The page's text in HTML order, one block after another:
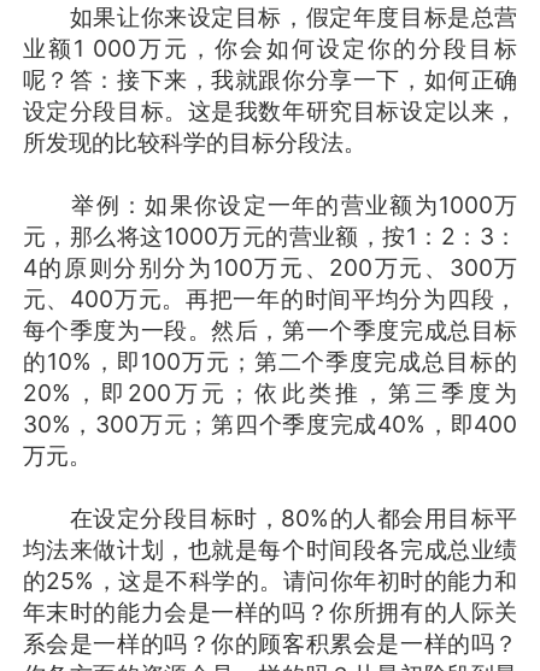
如果让你来设定目标，假定年度目标是总营
业额1 000万元，你会如何设定你的分段目标
呢？答：接下来，我就跟你分享一下，如何正确
设定分段目标。这是我数年研究目标设定以来，
所发现的比较科学的目标分段法。
举例：如果你设定一年的营业额为1000万
元，那么将这1000万元的营业额，按1：2：3：
4的原则分别分为100万元、200万元、300万
元、400万元。再把一年的时间平均分为四段，
每个季度为一段。然后，第一个季度完成总目标
的10%，即100万元；第二个季度完成总目标的
20%，即200万元；依此类推，第三季度为
30%，300万元；第四个季度完成40%，即400
万元。
在设定分段目标时，80%的人都会用目标平
均法来做计划，也就是每个时间段各完成总业绩
的25%，这是不科学的。请问你年初时的能力和
年末时的能力会是一样的吗？你所拥有的人际关
系会是一样的吗？你的顾客积累会是一样的吗？